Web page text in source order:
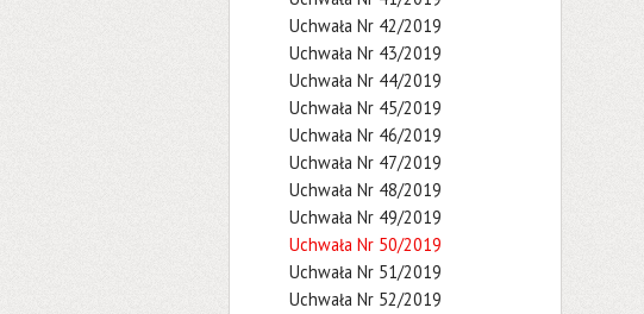
Uchwała Nr 42/2019
Uchwała Nr 43/2019
Uchwała Nr 44/2019
Uchwała Nr 45/2019
Uchwała Nr 46/2019
Uchwała Nr 47/2019
Uchwała Nr 48/2019
Uchwała Nr 49/2019
Uchwała Nr 50/2019
Uchwała Nr 51/2019
Uchwała Nr 52/2019